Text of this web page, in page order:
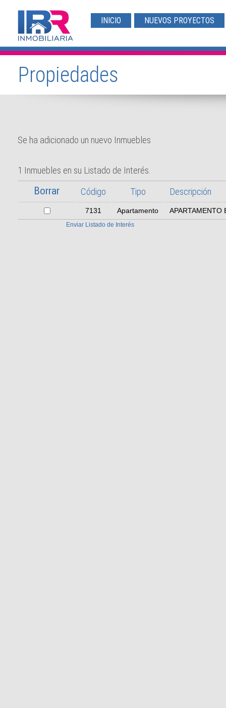
INICIO NUEVOS PROYECTOS
Propiedades
Se ha adicionado un nuevo Inmuebles
1 Inmuebles en su Listado de Interés.
Código
Tipo Descripción
7131 Apartamento APARTAMENTO
Enviar Listado de Interés